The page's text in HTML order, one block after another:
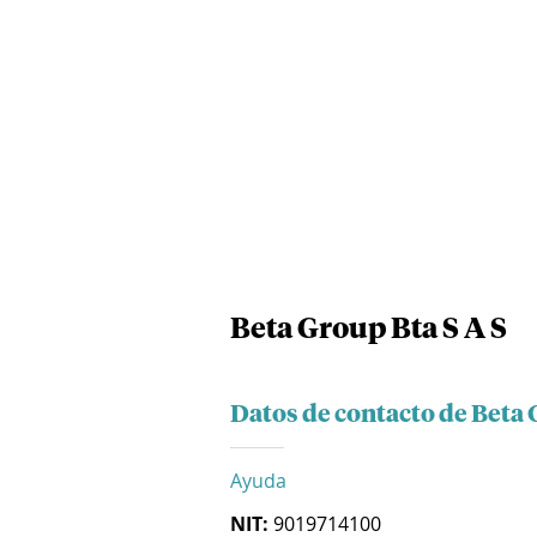
Beta Group Bta S A S
Datos de contacto de Beta
Ayuda
NIT: 9019714100